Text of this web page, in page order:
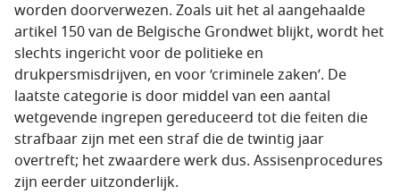
worden doorverwezen. Zoals uit het al aangehaalde
artikel 150 van de Belgische Grondwet blijkt, wordt het
slechts ingericht voor de politieke en
drukpersmisdrijven, en voor ‘criminele zaken’. De
laatste categorie is door middel van een aantal
wetgevende ingrepen gereduceerd tot die feiten die
strafbaar zijn met een straf die de twintig jaar
overtreft; het zwaardere werk dus. Assisenprocedures
zijn eerder uitzonderlijk.